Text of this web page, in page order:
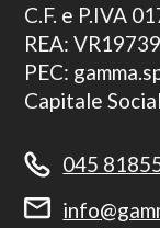
C.F. e P.IVA
REA:
PEC:
Capitale
045